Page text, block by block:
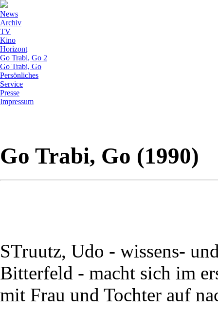
News
Archiv
TV
Kino
Horizont
Go Trabi, Go 2
Go Trabi, Go
Persönliches
Service
Presse
Impressum
Go Trabi, Go (1990)
STruutz, Udo - wissens-
Bitterfeld - macht sich im
mit Frau und Tochter auf